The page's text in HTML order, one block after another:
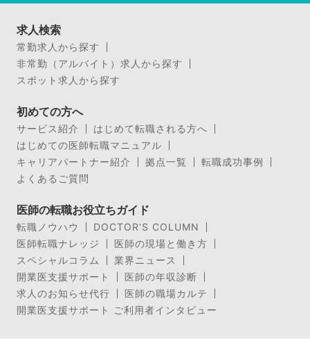
求人検索
常勤求人から探す
非常勤（アルバイト）求人から探す
スポット求人から探す
初めての方へ
サービス紹介
はじめて転職される方へ
はじめての医師転職マニュアル
キャリアパートナー紹介
拠点一覧
転職成功事例
よくあるご質問
医師の転職お役立ちガイド
転職ノウハウ
DOCTOR’S COLUMN
医師転職ナレッジ
医師の現場と働き方
スペシャルコラム
業界ニュース
開業医支援サポート
医師の年収診断
求人のお知らせ代行
医師の職場カルテ
開業医支援サポート ご利用者インタビュー